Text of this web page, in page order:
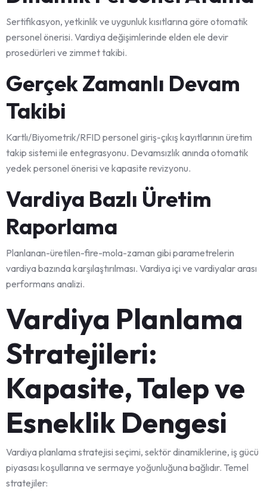
Sertifikasyon, yetkinlik ve uygunluk kısıtlarına göre otomatik
personel önerisi. Vardiya değişimlerinde elden ele devir
prosedürleri ve zimmet takibi.
Gerçek Zamanlı Devam
Takibi
Kartlı/Biyometrik/RFID personel giriş-çıkış kayıtlarının üretim
takip sistemi ile entegrasyonu. Devamsızlık anında otomatik
yedek personel önerisi ve kapasite revizyonu.
Vardiya Bazlı Üretim
Raporlama
Planlanan-üretilen-fire-mola-zaman gibi parametrelerin
vardiya bazında karşılaştırılması. Vardiya içi ve vardiyalar arası
performans analizi.
Vardiya Planlama
Stratejileri:
Kapasite, Talep ve
Esneklik Dengesi
Vardiya planlama stratejisi seçimi, sektör dinamiklerine, iş gücü
piyasası koşullarına ve sermaye yoğunluğuna bağlıdır. Temel
stratejiler: